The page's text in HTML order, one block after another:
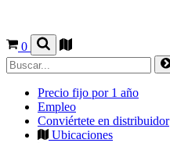
0
Precio fijo por 1 año
Empleo
Conviértete en distribuidor
Ubicaciones